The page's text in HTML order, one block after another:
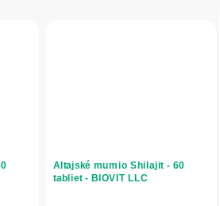
Altajské mumio Shilajit - 60
tabliet - BIOVIT LLC